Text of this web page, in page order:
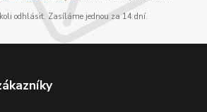
odhlásit. Zasíláme jednou za 14 dní.